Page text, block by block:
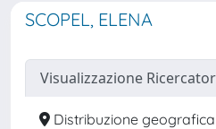
SCOPEL, ELENA
Visualizzazione
Distribuzione geografica